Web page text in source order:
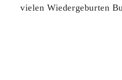
vielen Wiedergeburten